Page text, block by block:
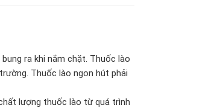
ra khi nắm chặt. Thuốc lào
Thuốc lào ngon hút phải
lượng thuốc lào từ quá trình